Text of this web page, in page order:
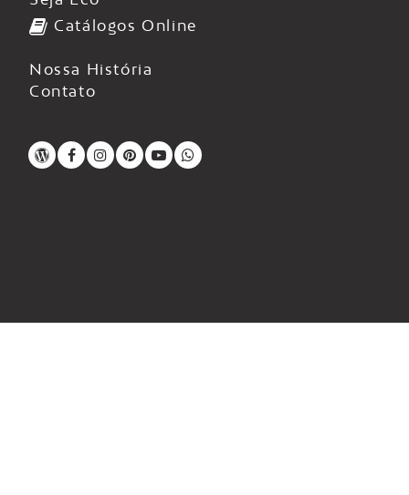
Catálogos Online
Nossa História
Contato